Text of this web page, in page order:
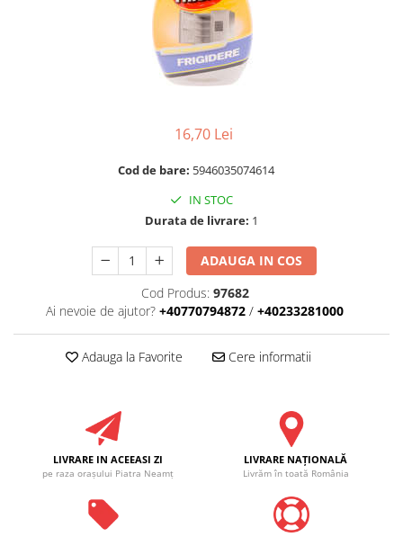
16,70 Lei
Cod de bare: 5946035074614
IN STOC
Durata de livrare: 1
ADAUGA IN COS
Cod Produs: 97682
Ai nevoie de ajutor? +40770794872 / +40233281000
Adauga la Favorite Cere informatii
LIVRARE IN ACEEASI ZI
pe raza oraşului Piatra Neamţ
LIVRARE NAŢIONALĂ
Livrăm în toată România